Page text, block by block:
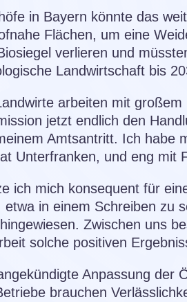
in Bayern könnte das
Flächen, um eine
verlieren und
Landwirtschaft bis
arbeiten mit
jetzt endlich den
Amtsantritt. Ich habe
Unterfranken, und eng mit
ich mich konsequent für
etwa in einem Schreiben zu
Zwischen uns
solche positiven
Anpassung der
brauchen